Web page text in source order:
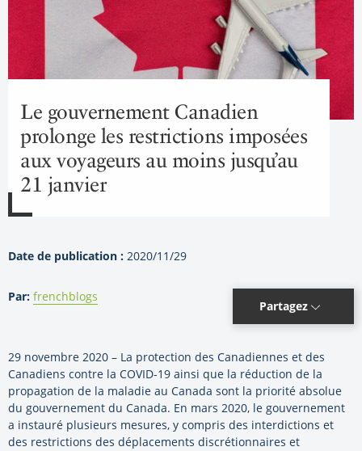
Le gouvernement Canadien
prolonge les restrictions imposées
aux voyageurs au moins jusqu’au
21 janvier
Date de publication : 2020/11/29
Par: frenchblogs
Partagez
29 novembre 2020 – La protection des Canadiennes et des
Canadiens contre la COVID-19 ainsi que la réduction de la
propagation de la maladie au Canada sont la priorité absolue
du gouvernement du Canada. En mars 2020, le gouvernement
a instauré plusieurs mesures, y compris des interdictions et
des restrictions des déplacements discrétionnaires et